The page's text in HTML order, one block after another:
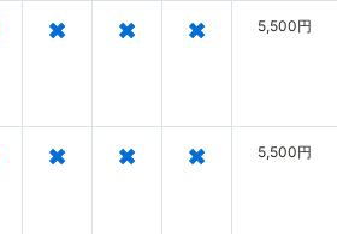
× × × 5,500円
× × × 5,500円